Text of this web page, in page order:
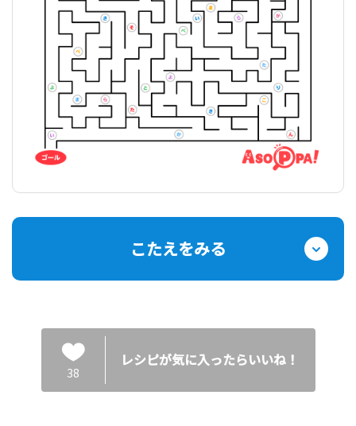
こたえをみる
38
レシピが気に入ったらいいね！